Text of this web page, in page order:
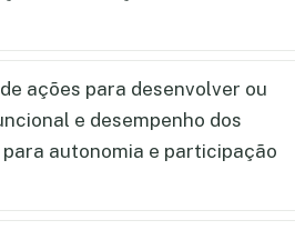
ações para desenvolver ou
e desempenho dos
autonomia e participação